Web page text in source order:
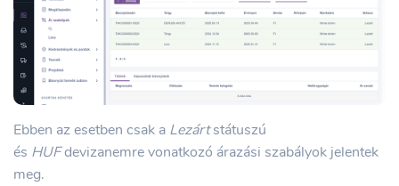
Ebben az esetben csak a Lezártstátuszú
és HUFdevizanemre vonatkozó árazási szabályok jelentek
meg.